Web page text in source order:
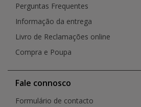
Perguntas Frequentes
Informação da entrega
Livro de Reclamações online
Compra e Poupa
Fale connosco
Formulário de contacto